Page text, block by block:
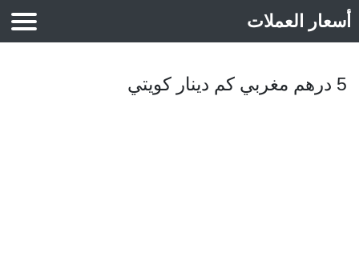
أسعار العملات
5 درهم مغربي كم دينار كويتي